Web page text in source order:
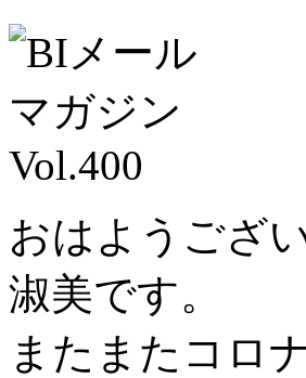
おはようござ
淑美です。
またまたコロ